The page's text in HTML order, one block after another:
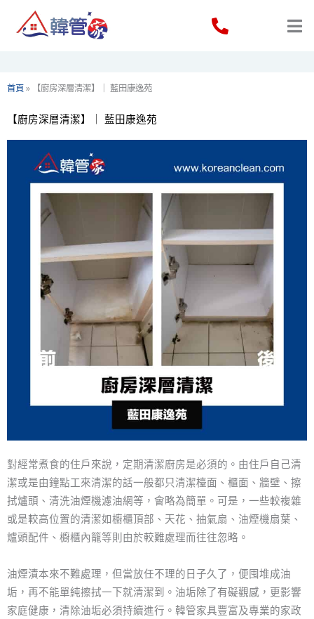
首頁» 【廚房深層清潔】｜ 藍田康逸苑
【廚房深層清潔】｜ 藍田康逸苑
對經常煮食的住戶來說，定期清潔廚房是必須的。由住戶自己清
潔或是由鐘點工來清潔的話一般都只清潔檯面、櫃面、牆壁、擦
拭爐頭、清洗油煙機濾油網等，會略為簡單。可是，一些較複雜
或是較高位置的清潔如櫥櫃頂部、天花、抽氣扇、油煙機扇葉、
爐頭配件、櫥櫃內籠等則由於較難處理而往往忽略。
油煙漬本來不難處理，但當放任不理的日子久了，便囤堆成油
垢，再不能單純擦拭一下就清潔到。油垢除了有礙觀感，更影響
家庭健康，清除油垢必須持續進行。韓管家具豐富及專業的家政